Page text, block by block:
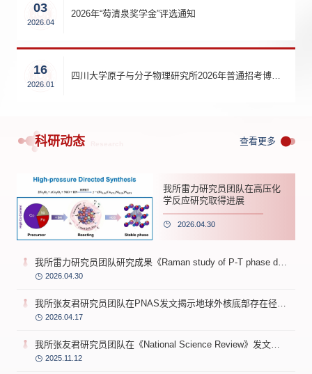
03
2026.04
2026年“芶清泉奖学金”评选通知
16
2026.01
四川大学原子与分子物理研究所2026年普通招考博士研究生招生复试通知
科研动态 查看更多
我所雷力研究员团队在高压化
学反应研究取得进展
2026.04.30
我所雷力研究员团队研究成果《Raman study of P-T phase diagram for U3O8》获评Wiley 2024年度高引
2026.04.30
我所张友君研究员团队在PNAS发文揭示地球外核底部存在径向成分梯度
2026.04.17
我所张友君研究员团队在《National Science Review》发文揭示地球固态内核的超离子态铁合金
2025.11.12